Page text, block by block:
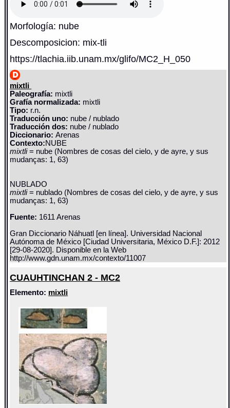
Morfología: nube
Descomposicion: mix-tli
https://tlachia.iib.unam.mx/glifo/MC2_H_050
mixtli
Paleografía: mixtli
Grafía normalizada: mixtli
Tipo: r.n.
Traducción uno: nube / nublado
Traducción dos: nube / nublado
Diccionario:Arenas
Contexto:NUBE
mixtli= nube (Nombres de cosas del cielo, y de ayre, y sus
mudanças: 1, 63)
NUBLADO
mixtli= nublado (Nombres de cosas del cielo, y de ayre, y sus
mudanças: 1, 63)
Fuente: 1611 Arenas
Gran Diccionario Náhuatl [en línea]. Universidad Nacional
Autónoma de México [Ciudad Universitaria, México D.F.]: 2012
[29-08-2020]. Disponible en la Web
http://www.gdn.unam.mx/contexto/11007
CUAUHTINCHAN 2 - MC2
Elemento: mixtli